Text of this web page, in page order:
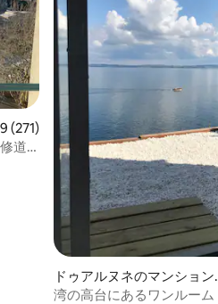
ー271件、5つ星中4.99つ星の平均
(271)
道
ドゥアルヌネのマンション
アパート
湾の高台にあるワンルーム